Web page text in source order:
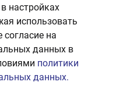
настройках
использовать
на
данных в
политики
данных.